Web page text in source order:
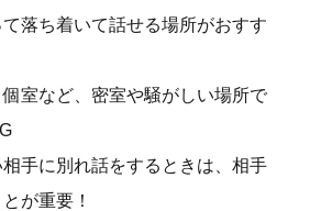
落ち着いて話せる場所がおすす
室など、密室や騒がしい場所で
手に別れ話をするときは、相手
が重要！